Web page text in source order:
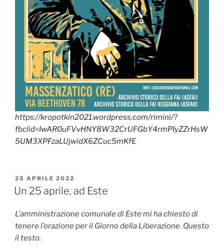
https://kropotkin2021.wordpress.com/rimini/?
fbclid=IwAR0uFVvHNY8W32CrUFGbY4rmPIyZZrHsW
5UM3XPFzaLUjwidX6ZCuc5mKfE
PUBBLICATO
IL
25 APRILE 2022
Un 25 aprile, ad Este
L’amministrazione comunale di Este mi ha chiesto di
tenere l’orazione per il Giorno della Liberazione. Questo
il testo.